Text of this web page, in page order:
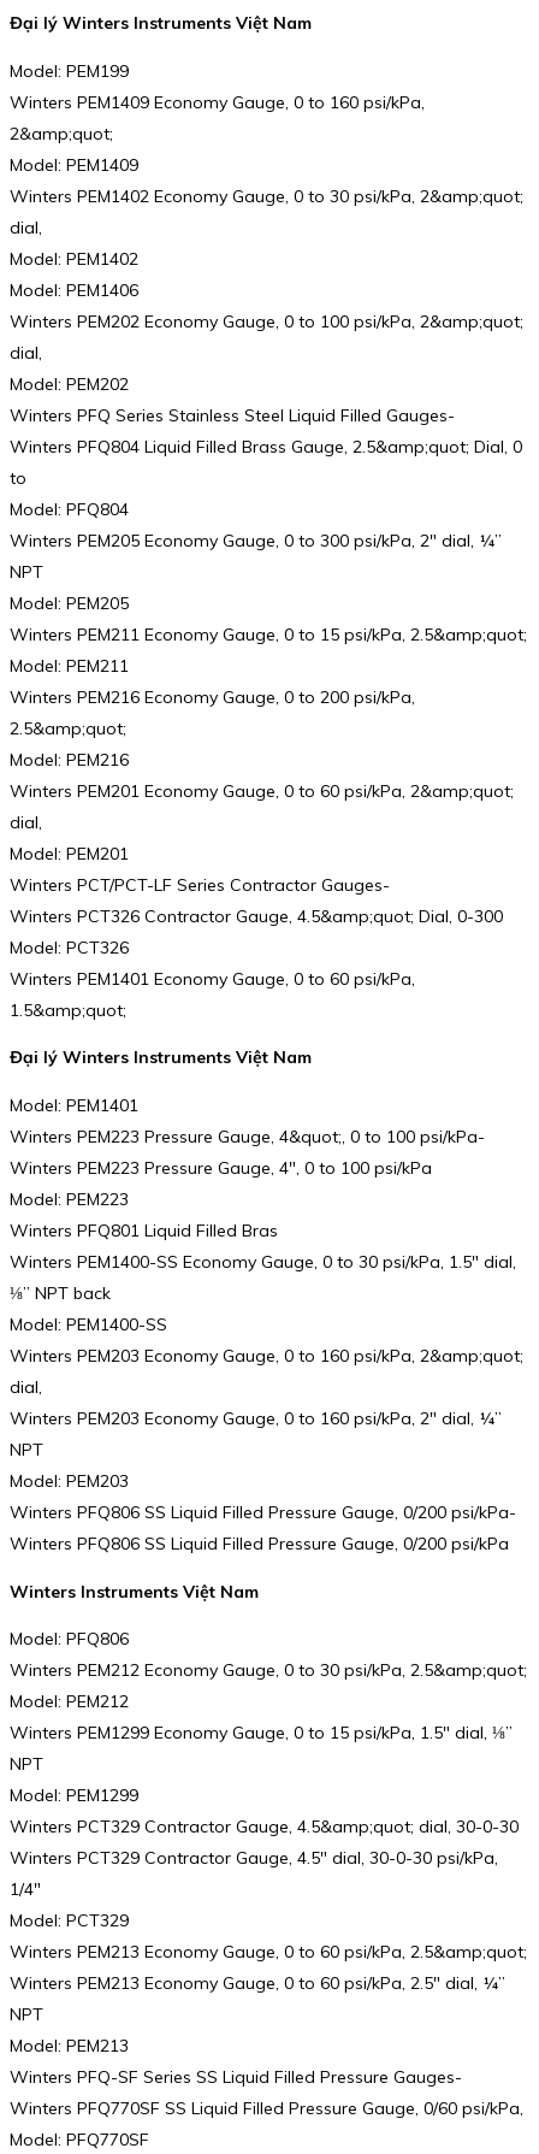
Đại lý Winters Instruments Việt Nam
Model: PEM199
Winters PEM1409 Economy Gauge, 0 to 160 psi/kPa,
2&amp;quot;
Model: PEM1409
Winters PEM1402 Economy Gauge, 0 to 30 psi/kPa, 2&amp;quot;
dial,
Model: PEM1402
Model: PEM1406
Winters PEM202 Economy Gauge, 0 to 100 psi/kPa, 2&amp;quot;
dial,
Model: PEM202
Winters PFQ Series Stainless Steel Liquid Filled Gauges-
Winters PFQ804 Liquid Filled Brass Gauge, 2.5&amp;quot; Dial, 0
to
Model: PFQ804
Winters PEM205 Economy Gauge, 0 to 300 psi/kPa, 2″ dial, ¼”
NPT
Model: PEM205
Winters PEM211 Economy Gauge, 0 to 15 psi/kPa, 2.5&amp;quot;
Model: PEM211
Winters PEM216 Economy Gauge, 0 to 200 psi/kPa,
2.5&amp;quot;
Model: PEM216
Winters PEM201 Economy Gauge, 0 to 60 psi/kPa, 2&amp;quot;
dial,
Model: PEM201
Winters PCT/PCT-LF Series Contractor Gauges-
Winters PCT326 Contractor Gauge, 4.5&amp;quot; Dial, 0-300
Model: PCT326
Winters PEM1401 Economy Gauge, 0 to 60 psi/kPa,
1.5&amp;quot;
Đại lý Winters Instruments Việt Nam
Model: PEM1401
Winters PEM223 Pressure Gauge, 4&quot;, 0 to 100 psi/kPa-
Winters PEM223 Pressure Gauge, 4″, 0 to 100 psi/kPa
Model: PEM223
Winters PFQ801 Liquid Filled Bras
Winters PEM1400-SS Economy Gauge, 0 to 30 psi/kPa, 1.5″ dial,
⅛” NPT back
Model: PEM1400-SS
Winters PEM203 Economy Gauge, 0 to 160 psi/kPa, 2&amp;quot;
dial,
Winters PEM203 Economy Gauge, 0 to 160 psi/kPa, 2″ dial, ¼”
NPT
Model: PEM203
Winters PFQ806 SS Liquid Filled Pressure Gauge, 0/200 psi/kPa-
Winters PFQ806 SS Liquid Filled Pressure Gauge, 0/200 psi/kPa
Winters Instruments Việt Nam
Model: PFQ806
Winters PEM212 Economy Gauge, 0 to 30 psi/kPa, 2.5&amp;quot;
Model: PEM212
Winters PEM1299 Economy Gauge, 0 to 15 psi/kPa, 1.5″ dial, ⅛”
NPT
Model: PEM1299
Winters PCT329 Contractor Gauge, 4.5&amp;quot; dial, 30-0-30
Winters PCT329 Contractor Gauge, 4.5″ dial, 30-0-30 psi/kPa,
1/4″
Model: PCT329
Winters PEM213 Economy Gauge, 0 to 60 psi/kPa, 2.5&amp;quot;
Winters PEM213 Economy Gauge, 0 to 60 psi/kPa, 2.5″ dial, ¼”
NPT
Model: PEM213
Winters PFQ-SF Series SS Liquid Filled Pressure Gauges-
Winters PFQ770SF SS Liquid Filled Pressure Gauge, 0/60 psi/kPa,
Model: PFQ770SF